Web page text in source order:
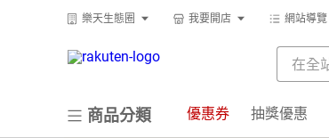
樂天生態圈 我要開店 網站導覽
商品分類 優惠券 抽獎優惠